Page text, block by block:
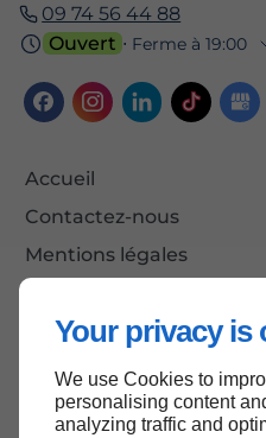
Your privacy is
We use Cookies to
personalising content
analyzing traffic and
09 74 56 44 88
Ouvert ⋅ Ferme à 19:00
Accueil
Contactez-nous
Mentions légales
Haut